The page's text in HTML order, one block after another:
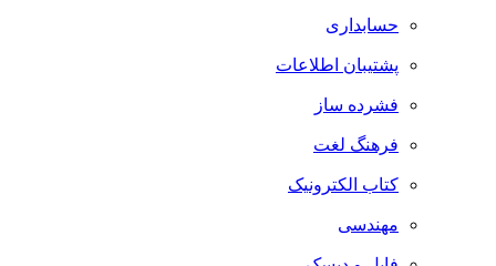
حسابداری
پشتیبان اطلاعات
فشرده ساز
فرهنگ لغت
کتاب الکترونیک
مهندسی